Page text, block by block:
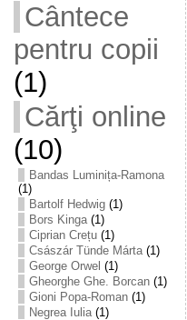
Cântece
pentru copii
(1)
Cărţi online
(10)
Bandas Luminița-Ramona
(1)
Bartolf Hedwig(1)
Bors Kinga(1)
Ciprian Crețu(1)
Császár Tünde Márta(1)
George Orwel (1)
Gheorghe Ghe. Borcan(1)
Gioni Popa-Roman(1)
Negrea Iulia(1)